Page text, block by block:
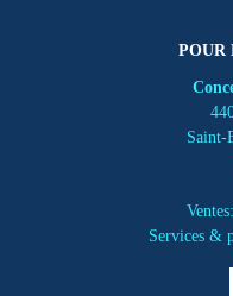
POUR
Saint-
Ventes:
Services &